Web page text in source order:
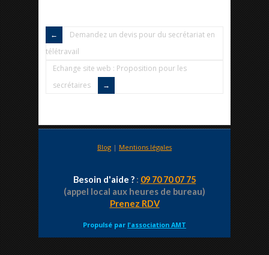
Demandez un devis pour du secrétariat en
télétravail
Echange site web : Proposition pour les
secrétaires
Blog | Mentions légales
Besoin d'aide ? : 09 70 70 07 75
(appel local aux heures de bureau)
Prenez RDV
Propulsé par l'association AMT